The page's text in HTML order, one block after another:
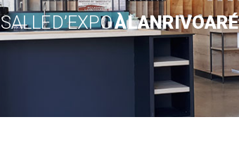
SALLE D’EXPOÀ LANRIVOARÉ